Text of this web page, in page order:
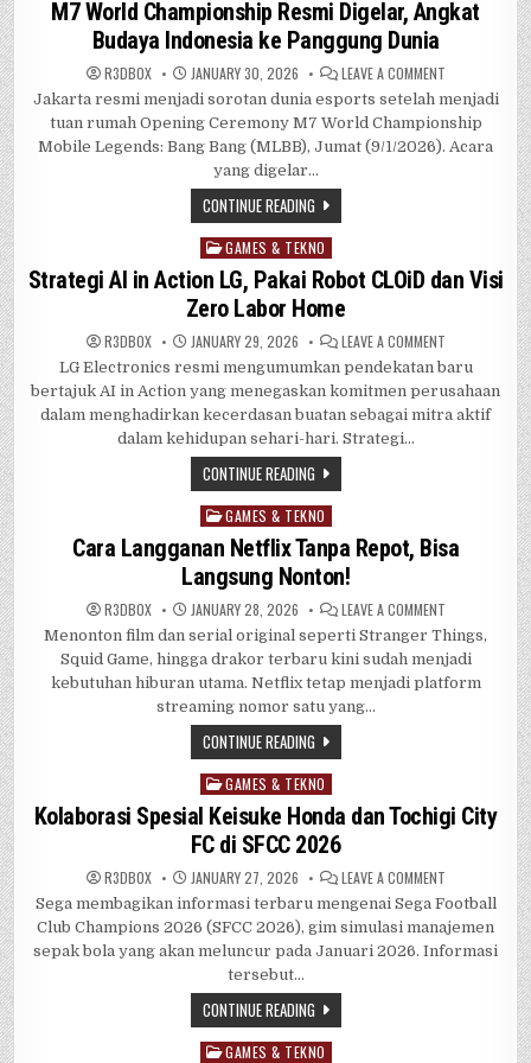
M7 World Championship Resmi Digelar, Angkat
Budaya Indonesia ke Panggung Dunia
R3DB0X JANUARY 30, 2026 LEAVE A COMMENTON
WORLD
RESMI
DIGELAR,
ANGKAT
Jakarta resmi menjadi sorotan dunia esports setelah menjadi
tuan rumah Opening Ceremony M7 World Championship
Mobile Legends: Bang Bang (MLBB), Jumat (9/1/2026). Acara
yang digelar…
CONTINUE READING
Posted
in
GAMES & TEKNO
Strategi AI in Action LG, Pakai Robot CLOiD dan Visi
Zero Labor Home
R3DB0X JANUARY 29, 2026 LEAVE A COMMENTON
AI
ACTION
LG,
PAKAI
LG Electronics resmi mengumumkan pendekatan baru
bertajuk AI in Action yang menegaskan komitmen perusahaan
dalam menghadirkan kecerdasan buatan sebagai mitra aktif
dalam kehidupan sehari-hari. Strategi…
CONTINUE READING
Posted
in
GAMES & TEKNO
Cara Langganan Netflix Tanpa Repot, Bisa
Langsung Nonton!
R3DB0X JANUARY 28, 2026 LEAVE A COMMENTON
LANGGANAN
NETFLIX
TANPA
REPOT,
BISA
Menonton film dan serial original seperti Stranger Things,
Squid Game, hingga drakor terbaru kini sudah menjadi
kebutuhan hiburan utama. Netflix tetap menjadi platform
streaming nomor satu yang…
CONTINUE READING
Posted
in
GAMES & TEKNO
Kolaborasi Spesial Keisuke Honda dan Tochigi City
FC di SFCC 2026
R3DB0X JANUARY 27, 2026 LEAVE A COMMENTON
SPESIAL
KEISUKE
HONDA
DAN
TOCHIGI
Sega membagikan informasi terbaru mengenai Sega Football
Club Champions 2026 (SFCC 2026), gim simulasi manajemen
sepak bola yang akan meluncur pada Januari 2026. Informasi
tersebut…
CONTINUE READING
Posted
GAMES & TEKNO